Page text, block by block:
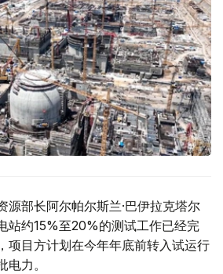
源部长阿尔帕尔斯兰·巴伊拉克塔尔
站约15%至20%的测试工作已经完
项目方计划在今年年底前转入试运行
力。